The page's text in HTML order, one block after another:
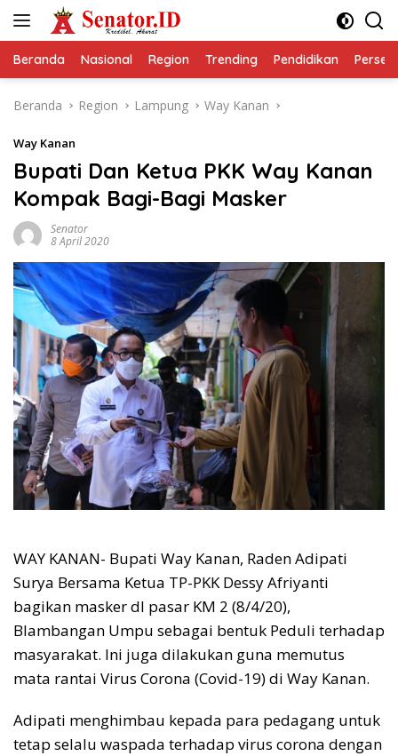
Beranda Nasional Region Trending Pendidikan
Beranda Region Lampung Way Kanan
Way Kanan
Bupati Dan Ketua PKK Way Kanan
Kompak Bagi-Bagi Masker
Senator
8 April 2020
WAY KANAN- Bupati Way Kanan, Raden Adipati
Surya Bersama Ketua TP-PKK Dessy Afriyanti
bagikan masker dI pasar KM 2 (8/4/20),
Blambangan Umpu sebagai bentuk Peduli terhadap
masyarakat. Ini juga dilakukan guna memutus
mata rantai Virus Corona (Covid-19) di Way Kanan.
Adipati menghimbau kepada para pedagang untuk
tetap selalu waspada terhadap virus corona dengan